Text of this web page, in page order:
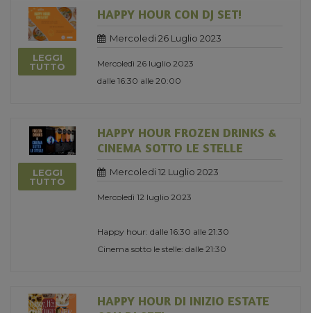
LEGGI
TUTTO
HAPPY HOUR CON DJ SET!
Mercoledi 26 Luglio 2023
Mercoledì 26 luglio 2023
dalle 16:30 alle 20:00
LEGGI
TUTTO
HAPPY HOUR FROZEN DRINKS &
CINEMA SOTTO LE STELLE
Mercoledi 12 Luglio 2023
Mercoledì 12 luglio 2023
Happy hour: dalle 16:30 alle 21:30
Cinema sotto le stelle: dalle 21:30
HAPPY HOUR DI INIZIO ESTATE